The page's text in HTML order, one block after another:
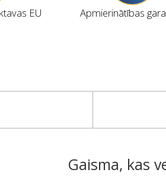
EU Apmierinātības
Gaisma, kas